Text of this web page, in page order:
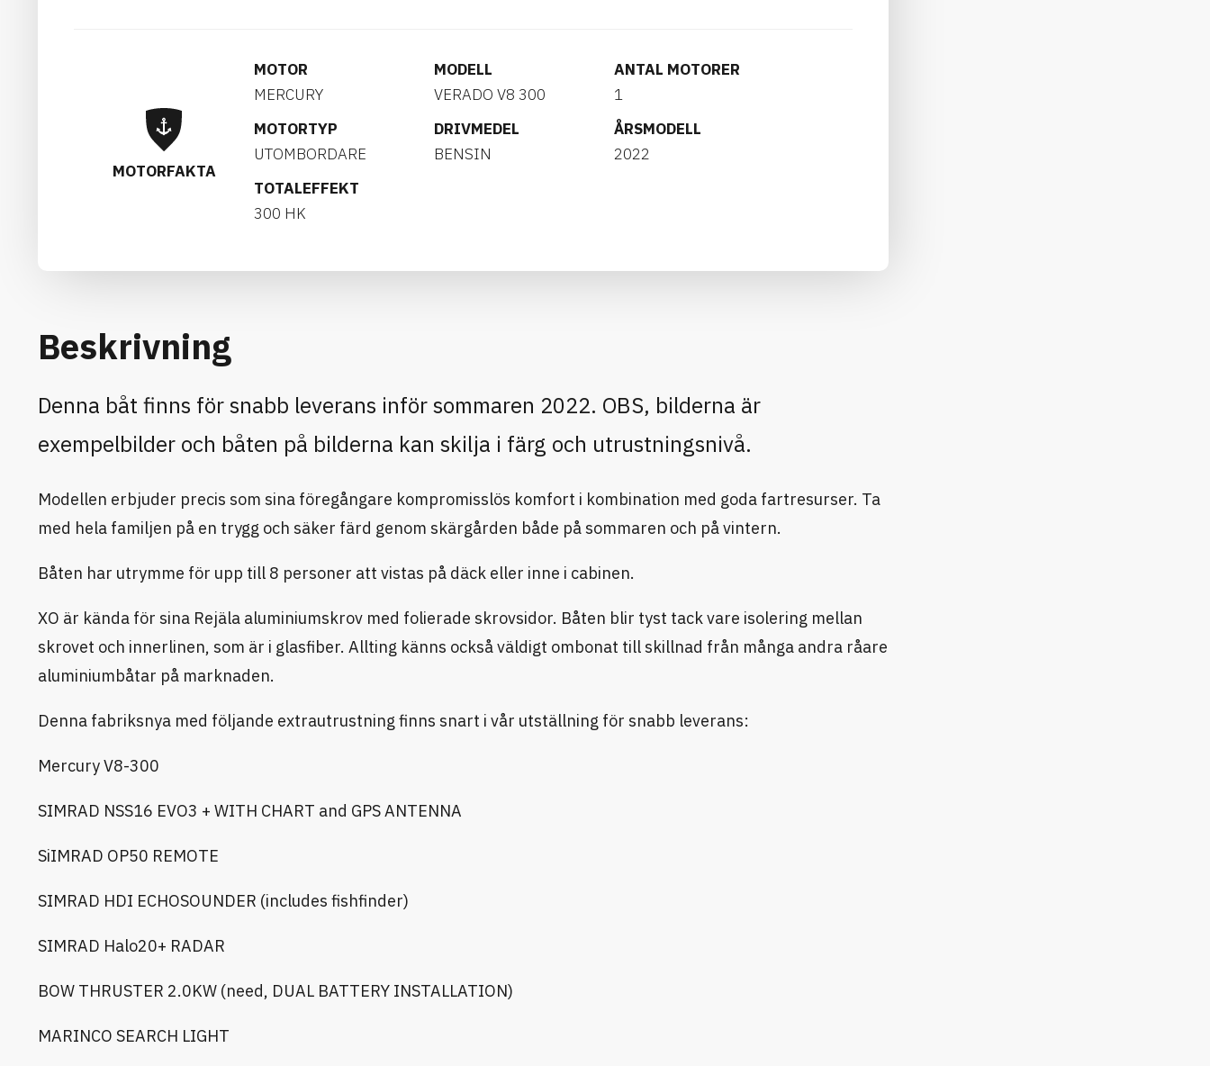
MOTORFAKTA
MOTOR
MERCURY
MODELL
VERADO V8 300
ANTAL MOTORER
1
MOTORTYP
UTOMBORDARE
DRIVMEDEL
BENSIN
ÅRSMODELL
2022
TOTALEFFEKT
300 HK
Beskrivning
Denna båt finns för snabb leverans inför sommaren 2022. OBS, bilderna är
exempelbilder och båten på bilderna kan skilja i färg och utrustningsnivå.
Modellen erbjuder precis som sina föregångare kompromisslös komfort i kombination med goda fartresurser. Ta
med hela familjen på en trygg och säker färd genom skärgården både på sommaren och på vintern.
Båten har utrymme för upp till 8 personer att vistas på däck eller inne i cabinen.
XO är kända för sina Rejäla aluminiumskrov med folierade skrovsidor. Båten blir tyst tack vare isolering mellan
skrovet och innerlinen, som är i glasfiber. Allting känns också väldigt ombonat till skillnad från många andra råare
aluminiumbåtar på marknaden.
Denna fabriksnya med följande extrautrustning finns snart i vår utställning för snabb leverans:
Mercury V8-300
SIMRAD NSS16 EVO3 + WITH CHART and GPS ANTENNA
SiIMRAD OP50 REMOTE
SIMRAD HDI ECHOSOUNDER (includes fishfinder)
SIMRAD Halo20+ RADAR
BOW THRUSTER 2.0KW (need, DUAL BATTERY INSTALLATION)
MARINCO SEARCH LIGHT